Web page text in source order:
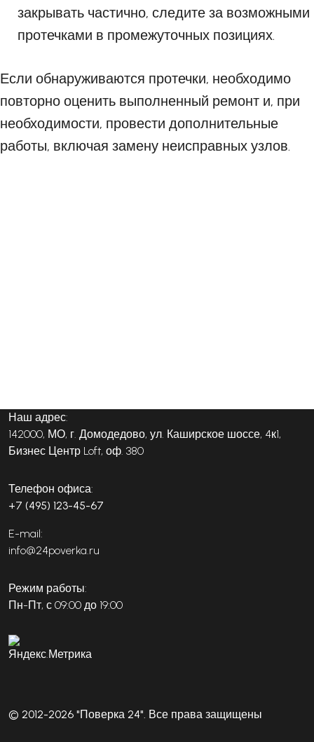
закрывать частично, следите за возможными
протечками в промежуточных позициях.
Если обнаруживаются протечки, необходимо
повторно оценить выполненный ремонт и, при
необходимости, провести дополнительные
работы, включая замену неисправных узлов.
Наш адрес:
142000, МО, г. Домодедово, ул. Каширское шоссе, 4к1,
Бизнес Центр Loft, оф. 380
Телефон офиса:
+7 (495) 123-45-67
E-mail:
info@24poverka.ru
Режим работы:
Пн-Пт, с 09:00 до 19:00
© 2012-2026 "Поверка 24". Все права защищены